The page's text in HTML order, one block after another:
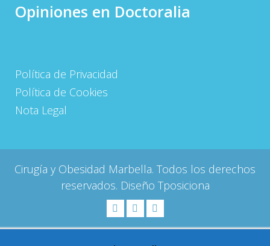
Opiniones en Doctoralia
Política de Privacidad
Política de Cookies
Nota Legal
Cirugía y Obesidad Marbella. Todos los derechos
reservados. Diseño Tposiciona